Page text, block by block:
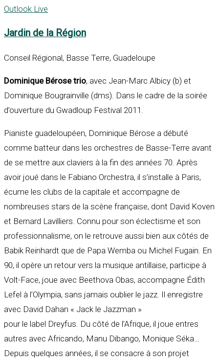
Outlook Live
Jardin de la Région
Conseil Régional, Basse Terre, Guadeloupe
Dominique Bérose trio, avec Jean-Marc Albicy (b) et
Dominique Bougrainville (dms). Dans le cadre de la soirée
d’ouverture du Gwadloup Festival 2011.
Pianiste guadeloupéen, Dominique Bérose a débuté
comme batteur dans les orchestres de Basse-Terre avant
de se mettre aux claviers à la fin des années 70. Après
avoir joué dans le Fabiano Orchestra, il s’installe à Paris,
écume les clubs de la capitale et accompagne de
nombreuses stars de la scène française, dont David Koven
et Bernard Lavilliers. Connu pour son éclectisme et son
professionnalisme, on le retrouve aussi bien aux côtés de
Babik Reinhardt que de Papa Wemba ou Michel Fugain. En
90, il opère un retour vers la musique antillaise, participe à
Volt-Face, joue avec Beethova Obas, accompagne Édith
Lefel à l’Olympia, sans jamais oublier le jazz. Il enregistre
avec David Dahan « Jack le Jazzman »
pour le label Dreyfus. Du côté de l’Afrique, il joue entres
autres avec Africando, Manu Dibango, Monique Séka…
Depuis quelques années, il se consacre à son projet